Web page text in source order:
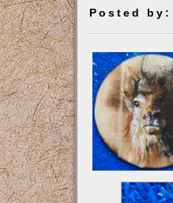
Posted by: